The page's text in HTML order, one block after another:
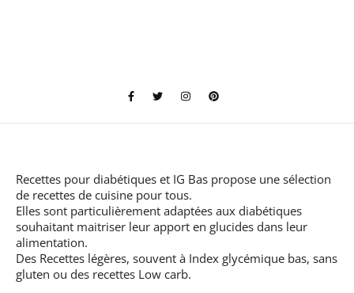
Recettes pour diabétiques et IG Bas propose une sélection
de recettes de cuisine pour tous.
Elles sont particulièrement adaptées aux diabétiques
souhaitant maitriser leur apport en glucides dans leur
alimentation.
Des Recettes légères, souvent à Index glycémique bas, sans
gluten ou des recettes Low carb.